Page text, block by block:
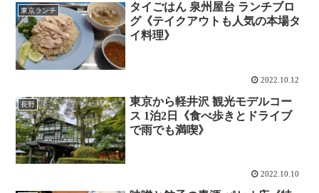
東京ランチ
タイごはん 泉州屋台 ランチブロ
グ《テイクアウトも人気の本場タ
イ料理》
2022.10.12
長野
東京から軽井沢 観光モデルコー
ス 1泊2日《食べ歩きとドライブ
で雨でも満喫》
2022.10.10